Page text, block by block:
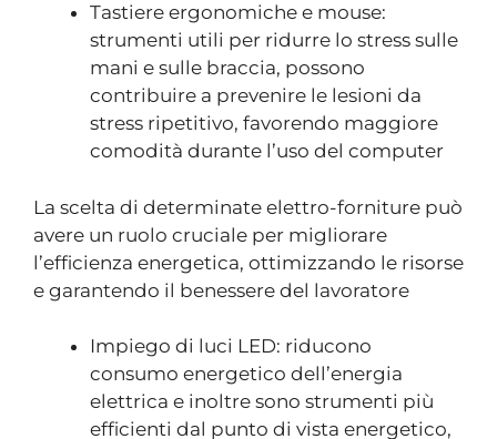
Tastiere ergonomiche e mouse:
strumenti utili per ridurre lo stress sulle
mani e sulle braccia, possono
contribuire a prevenire le lesioni da
stress ripetitivo, favorendo maggiore
comodità durante l’uso del computer
La scelta di determinate elettro-forniture può
avere un ruolo cruciale per migliorare
l’efficienza energetica, ottimizzando le risorse
e garantendo il benessere del lavoratore
Impiego di luci LED: riducono
consumo energetico dell’energia
elettrica e inoltre sono strumenti più
efficienti dal punto di vista energetico,